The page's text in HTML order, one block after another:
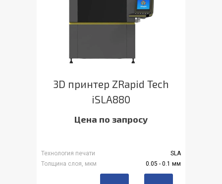
3D принтер ZRapid Tech
iSLA880
Цена по запросу
Технология печати
SLA
Толщина слоя, мкм
0.05 - 0.1 мм